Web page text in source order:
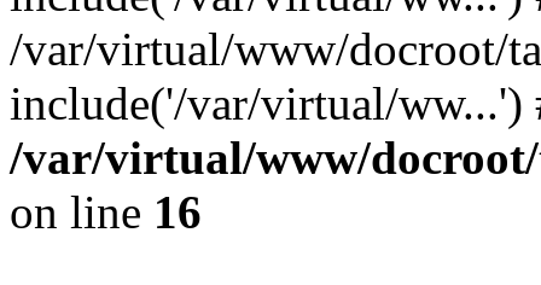
/var/virtual/www/docroot/
include('/var/virtual/
/var/virtual/www/
on line 16